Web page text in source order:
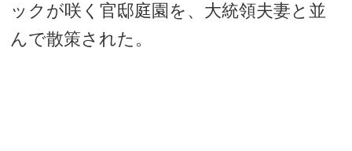
ックが咲く官邸庭園を、大統領夫妻と並
んで散策された。